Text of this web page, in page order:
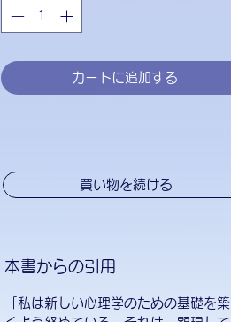
カートに追加する
本書からの引用
「私は新しい心理学のための基礎を築
買い物を続ける